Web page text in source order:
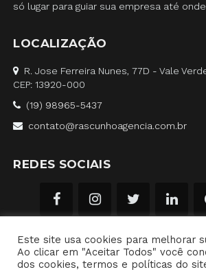
só lugar para guiar sua empresa até
LOCALIZAÇÃO
R. Jose Ferreira Nunes, 77D - Vale
CEP: 13920-000
(19) 98965-5437
contato@rascunhoagencia.com.br
REDES SOCIAIS
Este site usa cookies para melhorar
Ao clicar em "Aceitar Todos" você
dos cookies, termos e políticas do